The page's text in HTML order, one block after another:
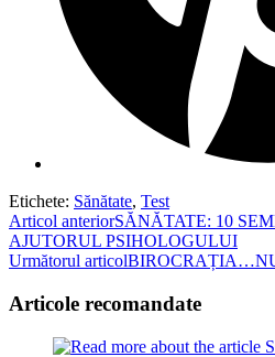
Etichete: Sănătate, Test
Read
more
Articol anteriorSĂNĂTATE: 10
AJUTORUL PSIHOLOGULUI
Următorul articol
Articole recomandate